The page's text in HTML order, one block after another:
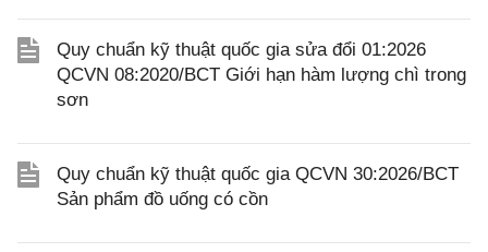
Quy chuẩn kỹ thuật quốc gia sửa đổi 01:2026
QCVN 08:2020/BCT Giới hạn hàm lượng chì trong
sơn
Quy chuẩn kỹ thuật quốc gia QCVN 30:2026/BCT
Sản phẩm đồ uống có cồn